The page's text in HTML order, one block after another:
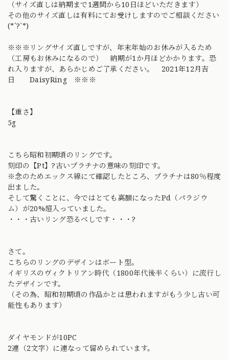
（サイズ直しは納期まで1週間から10日ほどいただきます）
その他のサイズ直しは有料にてお受けしますのでご相談ください
(*´?`*)
※※※リングサイズ直しですが、年末年始のお休みが入るため
（工房もお休みになるので） 納期が1か月ほどかかります。恐
れ入りますが、あらかじめご了承ください。 2021年12月吉
日 DaisyRing ※※※
【重さ】
5g
こちら昭和初期頃のリングです。
刻印の【Pt】?古いプラチナの意味の刻印です。
※念のためエックス線にて確認したところ、プラチナは80％程度
出ました。
そして驚くことに、今ではとても高額になったPd（パラジウ
ム）が20%超入っていました。
・・・古いリング恐るべしです・・・?
さて。
こちらのリングのデザインはボート型。
イギリスのヴィクトリアン時代（1800年代後半くらい）に流行し
たデザインです。
（その為、昭和初期頃の作品かとは思われますがもう少し古い可
能性もあります）
ダイヤモンドが10PC
2連（2文字）に連なって留められています。